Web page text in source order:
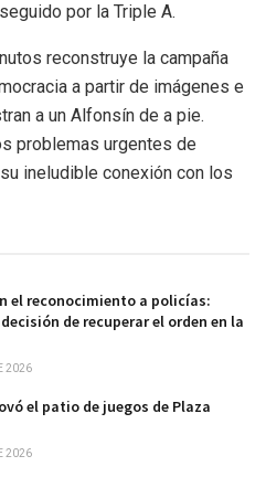
por la Triple A.
reconstruye la campaña
a partir de imágenes e
a un Alfonsín de a pie.
problemas urgentes de
ineludible conexión con los
el reconocimiento a policías:
de recuperar el orden en la
2026
el patio de juegos de Plaza
2026